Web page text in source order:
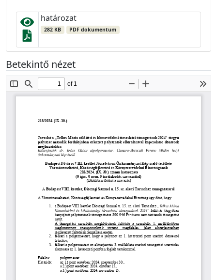
határozat
282 KB PDF dokumentum
Betekintő nézet